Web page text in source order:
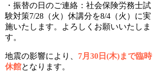
・振替の日のご連絡：社会保険労務士試
験対策7/28（火）休講分を8/4（火）に実
施いたします。よろしくお願いいたしま
す。
地震の影響により、 7月30日(木)まで臨時
休館となります。